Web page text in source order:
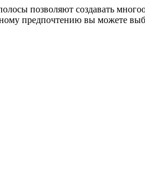
позволяют создавать
предпочтению вы можете